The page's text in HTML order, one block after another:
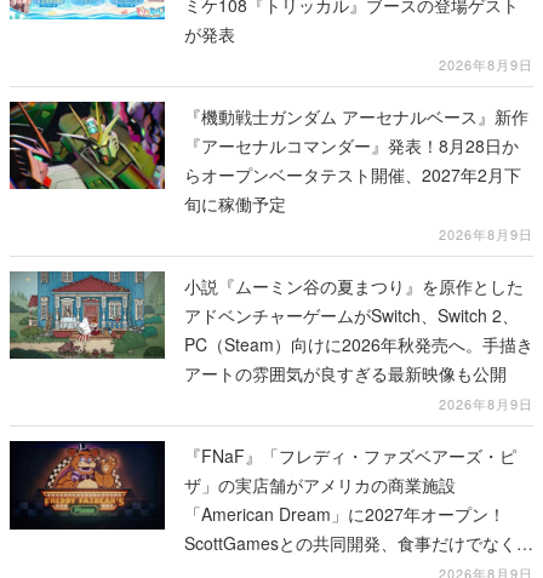
『機動戦士ガンダム アーセナルベース』新作
『アーセナルコマンダー』発表！8月28日か
らオープンベータテスト開催、2027年2月下
旬に稼働予定
2026年8月9日
小説『ムーミン谷の夏まつり』を原作とした
アドベンチャーゲームがSwitch、Switch 2、
PC（Steam）向けに2026年秋発売へ。手描き
アートの雰囲気が良すぎる最新映像も公開
2026年8月9日
『FNaF』「フレディ・ファズベアーズ・ピ
ザ」の実店舗がアメリカの商業施設
「American Dream」に2027年オープン！
ScottGamesとの共同開発、食事だけでなくス
テージショーや没入型のホラー体験も楽しめ
る
2026年8月9日
『新テニスの王子様』Kindle版が50%還元の
セール中。既刊47巻が対象、最終巻の発売前